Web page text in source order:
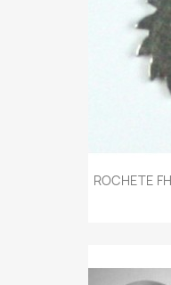
ROCHETE